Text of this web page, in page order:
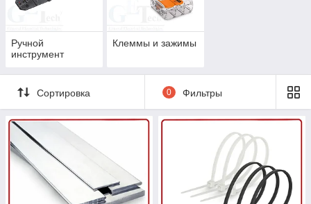
товара.
, на WhatsApp: ​+77003398282
позвонить на номер, указанный в контактах. Менеджеры
нашей компании с удовольствием проконсультируют
вас и подберут необходимое оборудование.
Ручной
инструмент
Клеммы и зажимы
Сортировка 0 Фильтры